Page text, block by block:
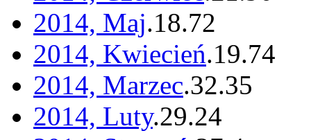
2014, Maj.18.72
2014, Kwiecień.19.74
2014, Marzec.32.35
2014, Luty.29.24